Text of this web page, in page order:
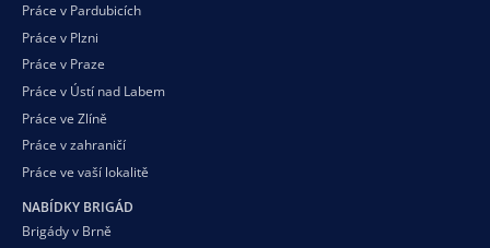
Práce v Pardubicích
Práce v Plzni
Práce v Praze
Práce v Ústí nad Labem
Práce ve Zlíně
Práce v zahraničí
Práce ve vaší lokalitě
NABÍDKY BRIGÁD
Brigády v Brně